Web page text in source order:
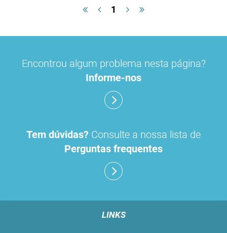
1
Encontrou algum problema nesta página?
Informe-nos
Tem dúvidas? Consulte a nossa lista de
Perguntas frequentes
LINKS